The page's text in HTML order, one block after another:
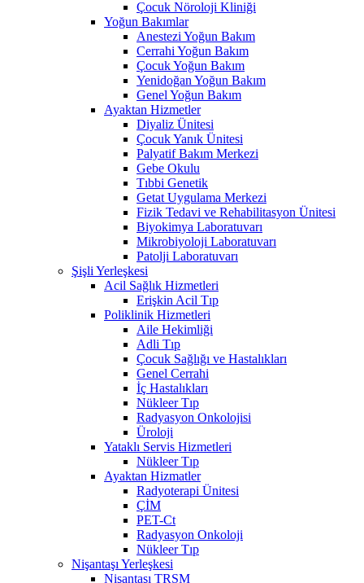
Çocuk Nöroloji Kliniği
Yoğun Bakımlar
Anestezi Yoğun Bakım
Cerrahi Yoğun Bakım
Çocuk Yoğun Bakım
Yenidoğan Yoğun Bakım
Genel Yoğun Bakım
Ayaktan Hizmetler
Diyaliz Ünitesi
Çocuk Yanık Ünitesi
Palyatif Bakım Merkezi
Gebe Okulu
Tıbbi Genetik
Getat Uygulama Merkezi
Fizik Tedavi ve Rehabilitasyon Ünitesi
Biyokimya Laboratuvarı
Mikrobiyoloji Laboratuvarı
Patolji Laboratuvarı
Şişli Yerleşkesi
Acil Sağlık Hizmetleri
Erişkin Acil Tıp
Poliklinik Hizmetleri
Aile Hekimliği
Adli Tıp
Çocuk Sağlığı ve Hastalıkları
Genel Cerrahi
İç Hastalıkları
Nükleer Tıp
Radyasyon Onkolojisi
Üroloji
Yataklı Servis Hizmetleri
Nükleer Tıp
Ayaktan Hizmatler
Radyoterapi Ünitesi
ÇİM
PET-Ct
Radyasyon Onkoloji
Nükleer Tıp
Nişantaşı Yerleşkesi
Nişantaşı TRSM